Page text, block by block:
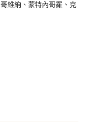
維納、蒙特內哥羅、克